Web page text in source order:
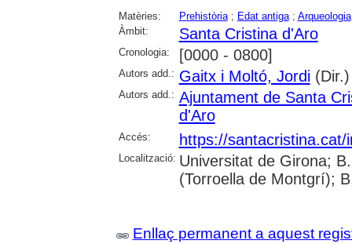
Matèries: Prehistòria; Edat antiga; Arqueologia
Àmbit:
Santa Cristina d'Aro
Cronologia: [0000 - 0800]
Autors add.: Gaitx i Moltó, Jordi(Dir.)
Autors add.: Ajuntament de Santa
d'Aro
Accés: https://
Localització: Universitat de Girona;
(Torroella de Montgrí);
Enllaç permanent a aquest